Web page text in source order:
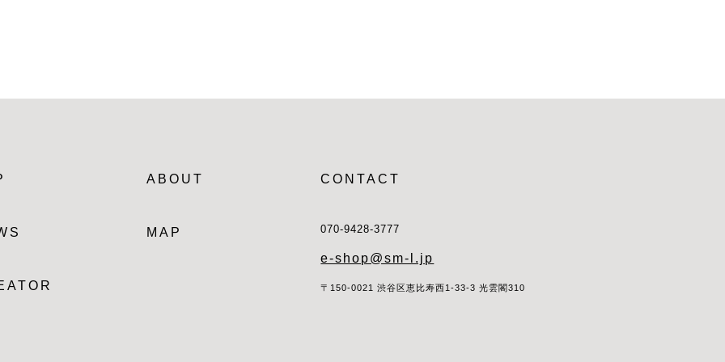
ABOUT
MAP
CONTACT
070-9428-3777
e-shop@sm-l.jp
〒150-0021 渋谷区恵比寿西1-33-3 光雲閣310